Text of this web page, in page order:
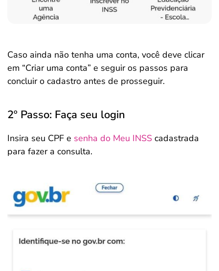
Caso ainda não tenha uma conta, você deve clicar
em “Criar uma conta” e seguir os passos para
concluir o cadastro antes de prosseguir.
2º Passo: Faça seu login
Insira seu CPF e senha do Meu INSS cadastrada
para fazer a consulta.